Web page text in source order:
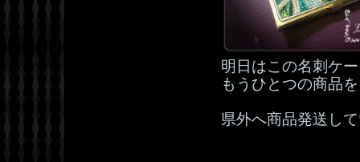
明日はこの名刺ケ
もうひとつの商品
県外へ商品発送し